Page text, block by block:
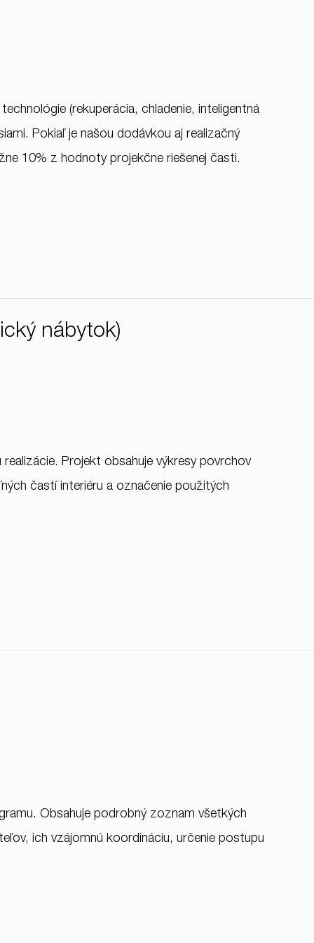
(rekuperácia, chladenie, inteligentná
Pokiaľ je našou dodávkou aj realizačný
10% z hodnoty projekčne riešenej časti.
nábytok)
Projekt obsahuje výkresy povrchov
častí interiéru a označenie použitých
Obsahuje podrobný zoznam všetkých
ich vzájomnú koordináciu, určenie postupu